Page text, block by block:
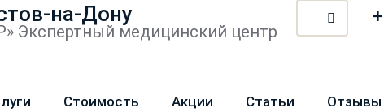
на-Дону
Экспертный медицинский центр
Стоимость Акции Статьи Отзывы